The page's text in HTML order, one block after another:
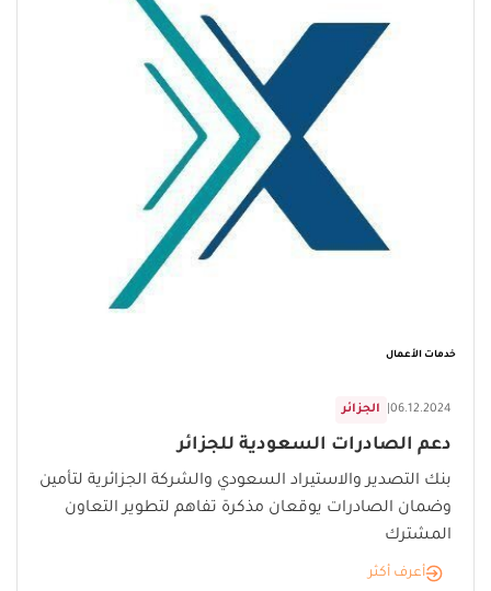
خدمات الأعمال
الجزائر 06.12.2024
دعم الصادرات السعودية للجزائر
بنك التصدير والاستيراد السعودي والشركة الجزائرية لتأمين
وضمان الصادرات يوقعان مذكرة تفاهم لتطوير التعاون
المشترك
أعرف أكثر